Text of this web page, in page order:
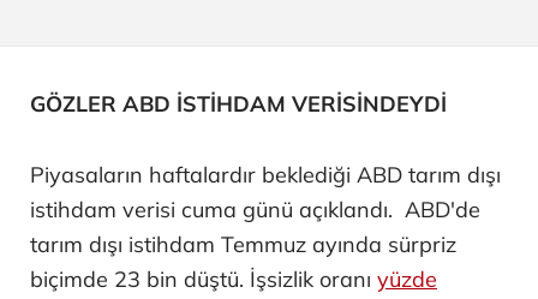
GÖZLER ABD İSTİHDAM VERİSİNDEYDİ
Piyasaların haftalardır beklediği ABD tarım dışı
istihdam verisi cuma günü açıklandı. ABD'de
tarım dışı istihdam Temmuz ayında sürpriz
biçimde 23 bin düştü. İşsizlik oranı yüzde